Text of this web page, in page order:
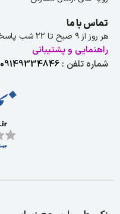
تماس با ما
هر روز از ۹ صبح تا 22 شب پاسخگو شما هستیم.
راهنمایی و پشتیبانی
شماره تلفن : 09149334846